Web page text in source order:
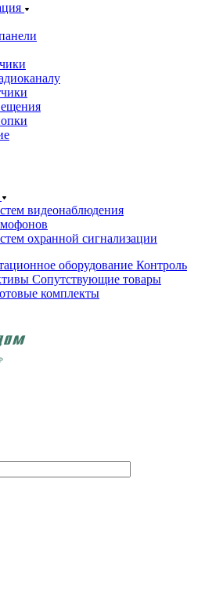
видеонаблюдения
охранной сигнализации
оборудование Контроль
Сопутствующие товары
комплекты